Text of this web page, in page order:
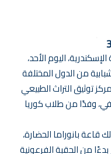
اليوم الأحد،
من الدول المختلفة
توثيق التراث الطبيعي
وفدًا من طلاب كوريا
قاعة بانوراما الحضارة،
من الحقبة الفرعونية